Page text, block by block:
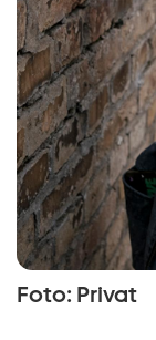
Foto: Privat